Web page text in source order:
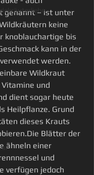
genannt – ist unter
keine
knoblauchartige bis
kann in der
werden.
Wildkraut
und
dient sogar heute
Heilpflanze. Grund
dieses Krauts
Blätter der
ähneln einer
und
verfügen jedoch